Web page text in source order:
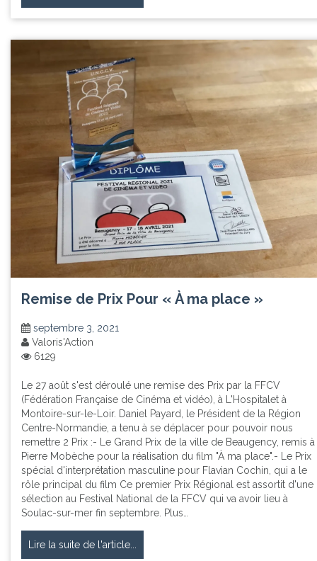
Remise de Prix Pour « À ma place »
septembre 3, 2021
Valoris'Action
6129
Le 27 août s'est déroulé une remise des Prix par la FFCV
(Fédération Française de Cinéma et vidéo), à L'Hospitalet à
Montoire-sur-le-Loir. Daniel Payard, le Président de la Région
Centre-Normandie, a tenu à se déplacer pour pouvoir nous
remettre 2 Prix :- Le Grand Prix de la ville de Beaugency, remis à
Pierre Mobèche pour la réalisation du film "À ma place".- Le Prix
spécial d'interprétation masculine pour Flavian Cochin, qui a le
rôle principal du film Ce premier Prix Régional est assortit d'une
sélection au Festival National de la FFCV qui va avoir lieu à
Soulac-sur-mer fin septembre. Plus…
Lire la suite de l'article...